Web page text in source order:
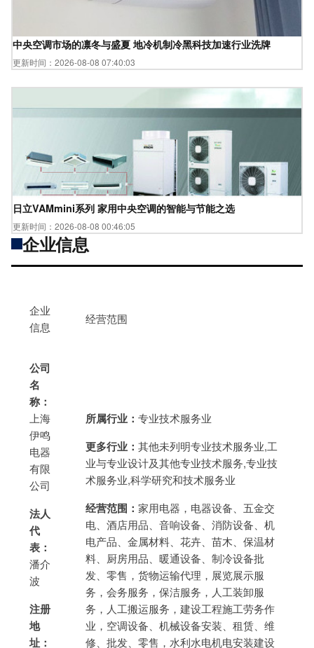
中央空调市场的凛冬与盛夏 地冷机制冷黑科技加速行业洗牌
更新时间：2026-08-08 07:40:03
日立VAMmini系列 家用中央空调的智能与节能之选
更新时间：2026-08-08 00:46:05
企业信息
企业
信息
经营范围
公司
名
称：
上海
伊鸣
电器
有限
公司
法人
代
表：
潘介
波
注册
地
址：
所属行业： 专业技术服务业
更多行业： 其他未列明专业技术服务业,工
业与专业设计及其他专业技术服务,专业技
术服务业,科学研究和技术服务业
经营范围： 家用电器，电器设备、五金交
电、酒店用品、音响设备、消防设备、机
电产品、金属材料、花卉、苗木、保温材
料、厨房用品、暖通设备、制冷设备批
发、零售，货物运输代理，展览展示服
务，会务服务，保洁服务，人工装卸服
务，人工搬运服务，建设工程施工劳务作
业，空调设备、机械设备安装、租赁、维
修、批发、零售，水利水电机电安装建设